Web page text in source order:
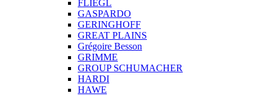
FLIEGL
GASPARDO
GERINGHOFF
GREAT PLAINS
Grégoire Besson
GRIMME
GROUP SCHUMACHER
HARDI
HAWE